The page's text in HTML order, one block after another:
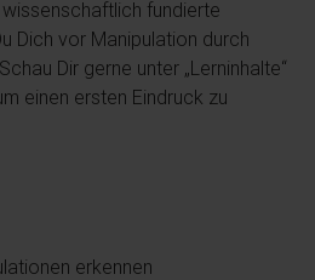
fundierte
Dich vor Manipulation durch
Dir gerne unter „Lerninhalte“
einen ersten Eindruck zu
erkennen